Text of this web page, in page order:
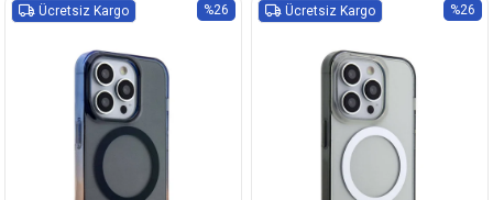
%26
Ücretsiz Kargo %26
Ücretsiz Kargo